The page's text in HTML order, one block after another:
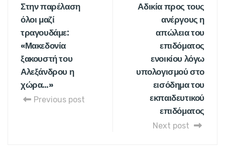
Στην παρέλαση
όλοι μαζί
τραγουδάμε:
«Μακεδονία
ξακουστή του
Αλεξάνδρου η
χώρα…»
Previous post
Αδικία προς τους
ανέργους η
απώλεια του
επιδόματος
ενοικίου λόγω
υπολογισμού στο
εισόδημα του
εκπαιδευτικού
επιδόματος
Next post